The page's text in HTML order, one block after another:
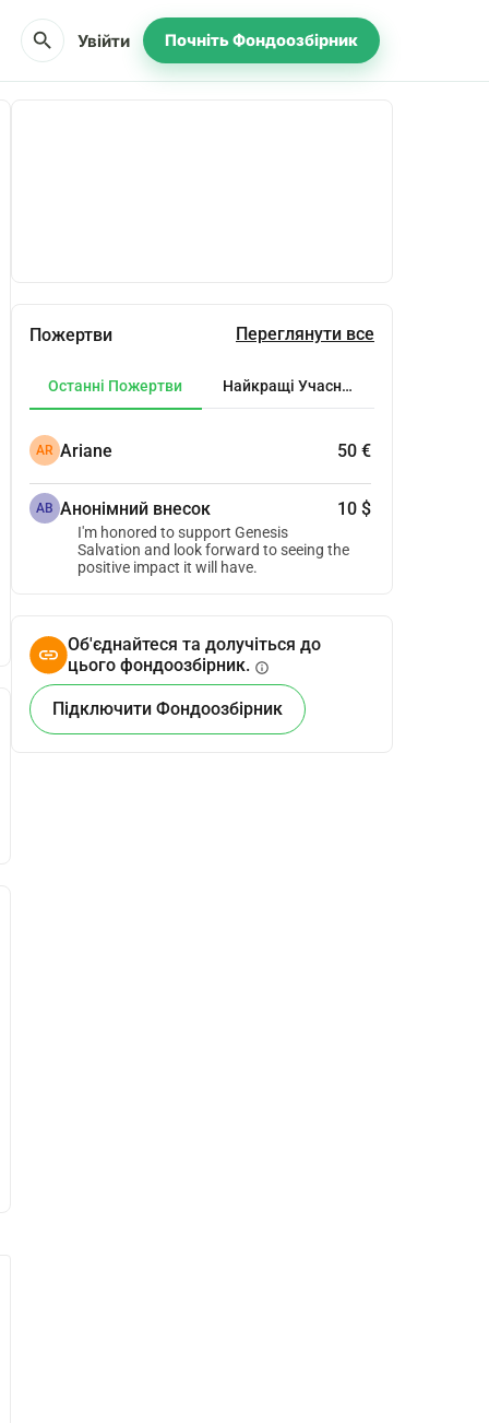
search Увійти Почніть Фондоозбірник
Пожертви Переглянути все
Останні Пожертви Найкращі Учасники
AR Ariane 50 €
АВ Анонімний внесок 10 $
I'm honored to support Genesis
Salvation and look forward to seeing the
positive impact it will have.
Об'єднайтеся та долучіться до
цього фондоозбірник. info
Підключити Фондоозбірник